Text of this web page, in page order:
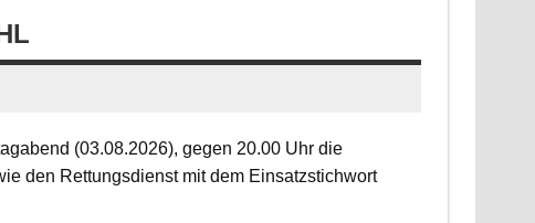
(03.08.2026), gegen 20.00 Uhr die
den Rettungsdienst mit dem Einsatzstichwort